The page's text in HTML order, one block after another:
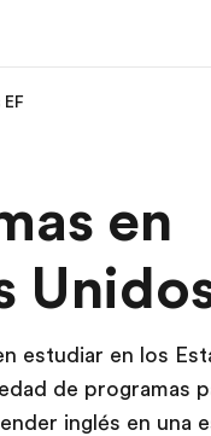
Ver todo
en
estudiar en los
de programas
inglés en una